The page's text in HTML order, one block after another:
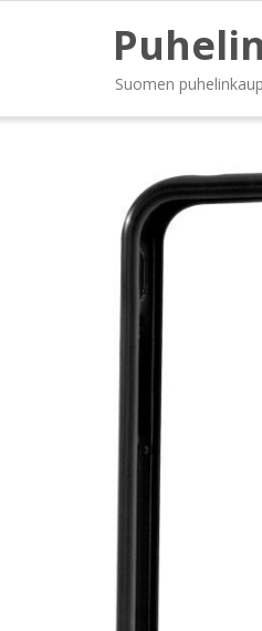
Suomen